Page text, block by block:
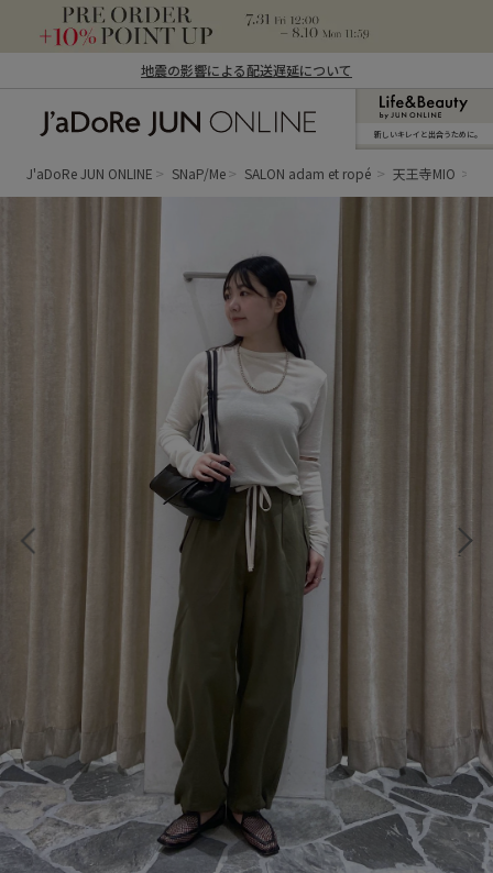
地震の影響による配送遅延について
ン オンライン）
新しいキレイと出合うために。
J'aDoRe JUN ONLINE SNaP/Me SALON adam et ropé 天王寺MIO